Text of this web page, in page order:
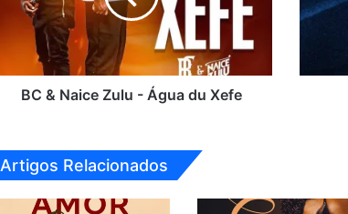
BC & Naice Zulu - Água du Xefe
Artigos Relacionados